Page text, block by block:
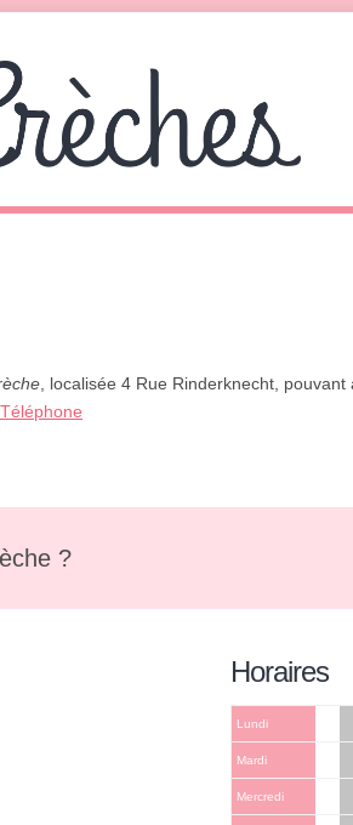
, localisée 4 Rue Rinderknecht,
Téléphone
?
Horaires
Lundi
Mardi
Mercredi